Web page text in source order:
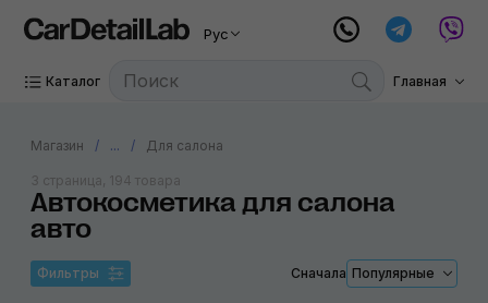
Рус
Каталог Главная
Магазин ... Для салона
Автокосметика для салона
авто
3 страница, 194 товара
Фильтры Сначала Популярные